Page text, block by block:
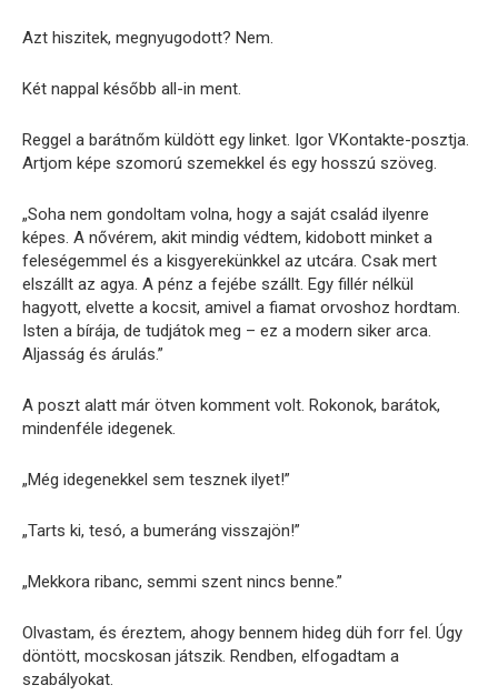
Azt hiszitek, megnyugodott? Nem.
Két nappal később all-in ment.
Reggel a barátnőm küldött egy linket. Igor VKontakte-posztja.
Artjom képe szomorú szemekkel és egy hosszú szöveg.
„Soha nem gondoltam volna, hogy a saját család ilyenre
képes. A nővérem, akit mindig védtem, kidobott minket a
feleségemmel és a kisgyerekünkkel az utcára. Csak mert
elszállt az agya. A pénz a fejébe szállt. Egy fillér nélkül
hagyott, elvette a kocsit, amivel a fiamat orvoshoz hordtam.
Isten a bírája, de tudjátok meg – ez a modern siker arca.
Aljasság és árulás.”
A poszt alatt már ötven komment volt. Rokonok, barátok,
mindenféle idegenek.
„Még idegenekkel sem tesznek ilyet!”
„Tarts ki, tesó, a bumeráng visszajön!”
„Mekkora ribanc, semmi szent nincs benne.”
Olvastam, és éreztem, ahogy bennem hideg düh forr fel. Úgy
döntött, mocskosan játszik. Rendben, elfogadtam a
szabályokat.